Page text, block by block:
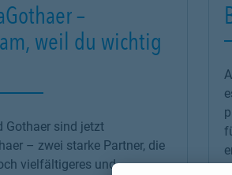
–
weil du wichtig
Gothaer sind jetzt
– zwei starke Partner, die
vielfältigeres und